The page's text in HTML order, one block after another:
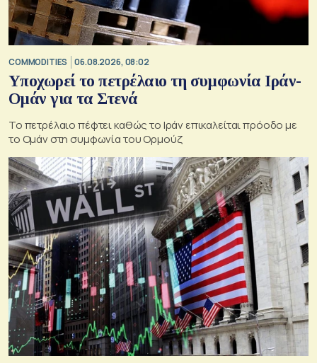
COMMODITIES 06.08.2026, 08:02
Υποχωρεί το πετρέλαιο τη συμφωνία Ιράν-
Ομάν για τα Στενά
Το πετρέλαιο πέφτει καθώς το Ιράν επικαλείται πρόοδο με
το Ομάν στη συμφωνία του Ορμούζ